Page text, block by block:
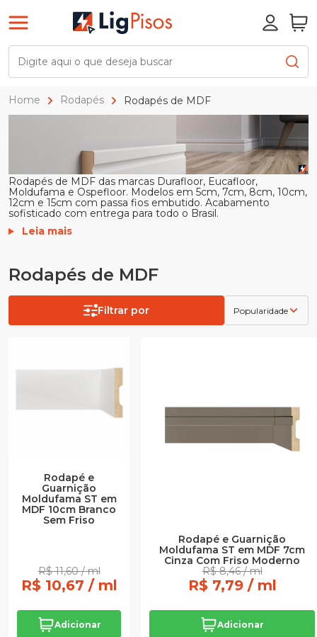
Home Rodapés Rodapés de MDF
Rodapés de MDF das marcas Durafloor, Eucafloor,
Moldufama e Ospefloor. Modelos em 5cm, 7cm, 8cm, 10cm,
12cm e 15cm com passa fios embutido. Acabamento
sofisticado com entrega para todo o Brasil.
Leia mais
Rodapés de MDF
Filtrar por Popularidade
Rodapé e
Guarnição
Moldufama ST em
MDF 10cm Branco
Sem Friso
R$ 11,60 / ml
R$ 10,67 / ml
Adicionar
Rodapé e Guarnição
Moldufama ST em MDF 7cm
Cinza Com Friso Moderno
R$ 8,46 / ml
R$ 7,79 / ml
Adicionar